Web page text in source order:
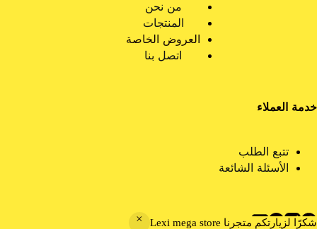
شكرًا لزيارتكم متجرنا Lexi mega store
من نحن
المنتجات
العروض الخاصة
اتصل بنا
خدمة العملاء
تتبع الطلب
الأسئلة الشائعة